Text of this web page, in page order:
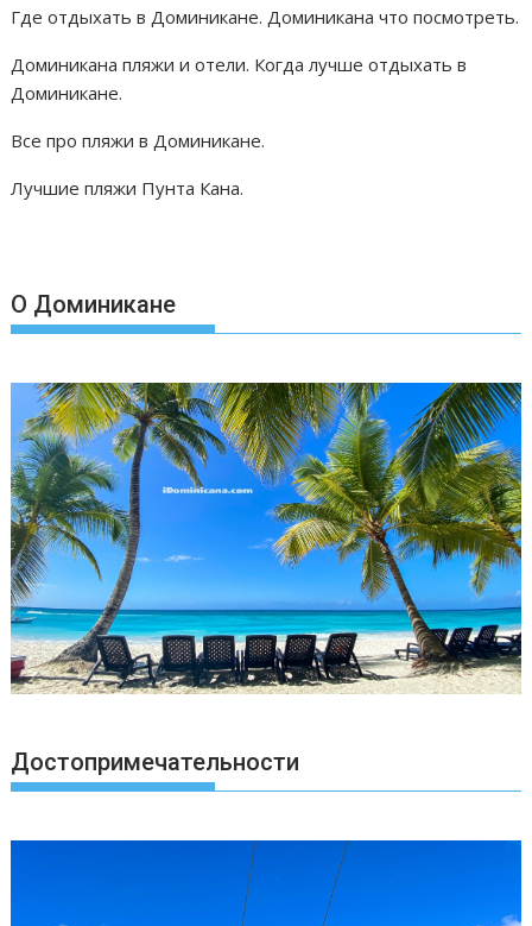
Где отдыхать в Доминикане. Доминикана что посмотреть.
Доминикана пляжи и отели. Когда лучше отдыхать в
Доминикане.
Все про пляжи в Доминикане.
Лучшие пляжи Пунта Кана.
О Доминикане
Достопримечательности